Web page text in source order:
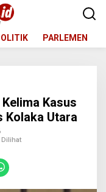
PARLEMEN
Kasus
Kolaka Utara
Dilihat